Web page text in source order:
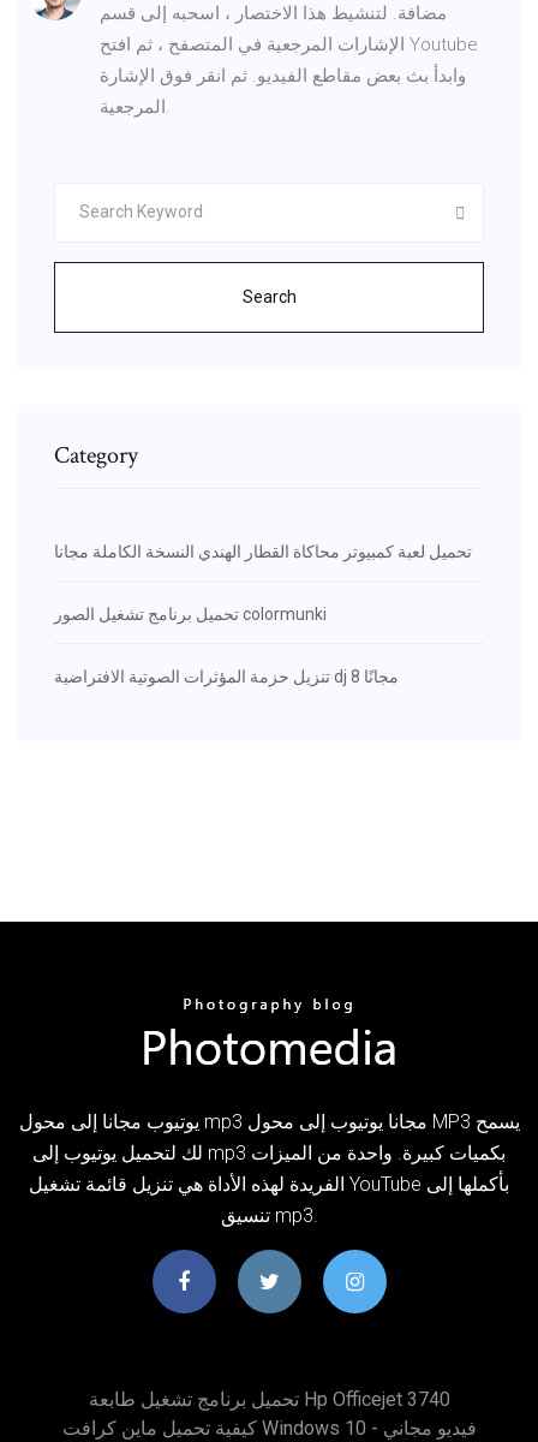
مضافة. لتنشيط هذا الاختصار ، اسحبه إلى قسم
الإشارات المرجعية في المتصفح ، ثم افتح Youtube
وابدأ بث بعض مقاطع الفيديو. ثم انقر فوق الإشارة
المرجعية.
Search
Category
تحميل لعبة كمبيوتر محاكاة القطار الهندي النسخة الكاملة مجانا
تحميل برنامج تشغيل الصور colormunki
تنزيل حزمة المؤثرات الصوتية الافتراضية dj 8 مجانًا
يوتيوب مجانا إلى محول mp3 مجانا يوتيوب إلى محول MP3 يسمح
لك لتحميل يوتيوب إلى mp3 بكميات كبيرة. واحدة من الميزات
الفريدة لهذه الأداة هي تنزيل قائمة تشغيل YouTube بأكملها إلى
تنسيق mp3.
تحميل برنامج تشغيل طابعة Hp Officejet 3740
كيفية تحميل ماين كرافت Windows 10 - فيديو مجاني